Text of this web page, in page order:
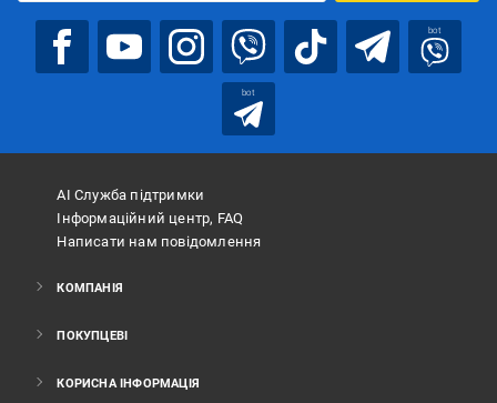
bot
bot
АІ Служба підтримки
Інформаційний центр, FAQ
Написати нам повідомлення
КОМПАНІЯ
ПОКУПЦЕВІ
КОРИСНА ІНФОРМАЦІЯ